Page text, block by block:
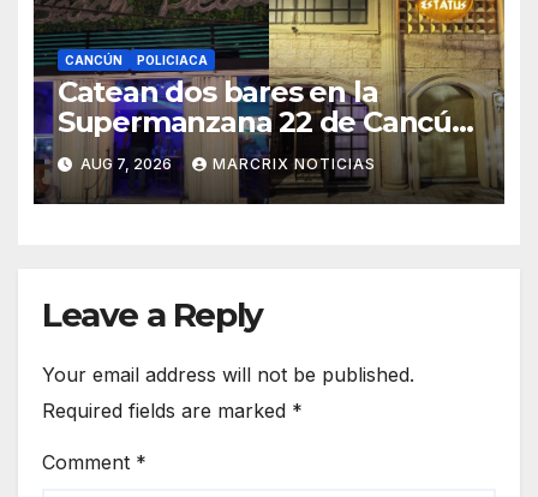
CANCÚN POLICIACA
Catean dos bares en la
Supermanzana 22 de Cancún
y aseguran presunta droga
AUG 7, 2026 MARCRIX NOTICIAS
Leave a Reply
Your email address will not be published.
Required fields are marked *
Comment *